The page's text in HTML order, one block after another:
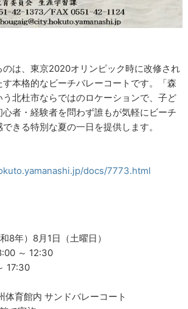
は、東京2020オリンピック時に改修され
本格的なビーチバレーコートです。「森
北杜市ならではのロケーションで、子ど
心者・経験者を問わず誰もが気軽にビーチ
きる特別な夏の一日を提供します。
docs/7773.html
8年）8月1日（土曜日）
～ 12:30
17:30
体育館内 サンドバレーコート